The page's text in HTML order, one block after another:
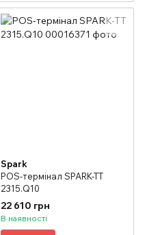
Spark
POS-термінал SPARK-TT
2315.Q10
22 610 грн
В наявності